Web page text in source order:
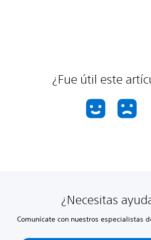
¿Fue útil este
¿Necesitas
Comunícate con nuestros especialistas